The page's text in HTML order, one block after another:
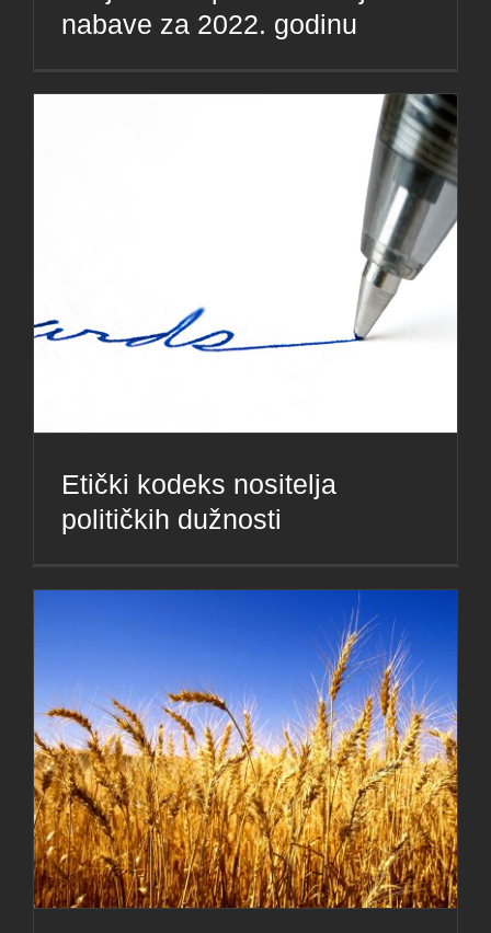
nabave za 2022. godinu
Etički kodeks nositelja
političkih dužnosti